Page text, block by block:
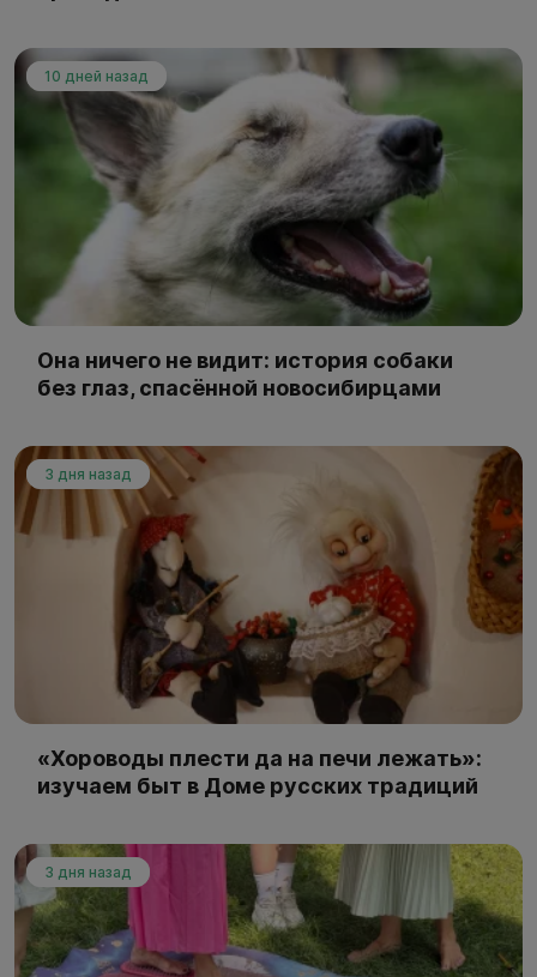
10 дней назад
Она ничего не видит: история собаки
без глаз, спасённой новосибирцами
3 дня назад
«Хороводы плести да на печи лежать»:
изучаем быт в Доме русских традиций
3 дня назад